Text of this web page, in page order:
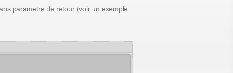
parametre de retour (voir un exemple